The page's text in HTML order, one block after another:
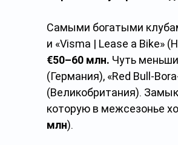
Самыми богатыми
и «Visma | Lease a Bike»
€50–60 млн. Чуть
(Германия), «Red Bull-
(Великобритания).
которую в межсезонье
млн).